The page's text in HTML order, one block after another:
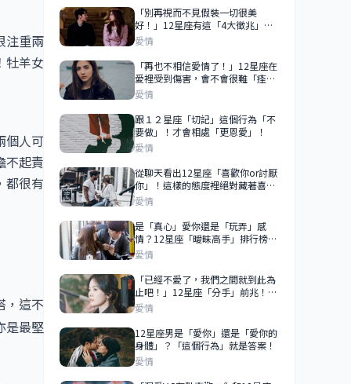
注重兩
牡羊女
個人可
不起責
都很有
，這不
是最堅
「別再視而不見假裝一切很美
好！」12星座有這「4大徵兆」，
代表他已經想離開你，你們的愛已
經逝去了！
愛情
「再也不相信愛情了！」12星座在
愛裡受到傷害，會不會很難「痊
癒」？牡羊沒什麼過不去、雙魚有
一百個放不下的理由！
愛情
跟１２星座「切記」這個行為「不
要做」！才會相處「更恩愛」！
愛情
從聊天看出12星座「喜歡你or討厭
你」！這樣的態度裡絕對藏著喜
歡！
愛情
是「真心」愛你還是「玩弄」感
情？12星座「曖昧高手」排行榜！
「愛上」他之前一定要先搞清楚！
愛情
「已經不愛了，我們之間就到此為
止吧！」12星座「分手」前兆！
99％是想離開你！
愛情
12星座男是「愛你」還是「愛你的
身體」？「這個行為」就是答案！
愛情